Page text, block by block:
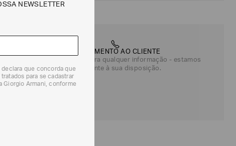
ATENDIMENTO AO CLIENTE
Entre em contato para qualquer informação - estamos
totalmente à sua disposição.
NEWSLETTER
que concorda que
para se cadastrar
Giorgio Armani, conforme